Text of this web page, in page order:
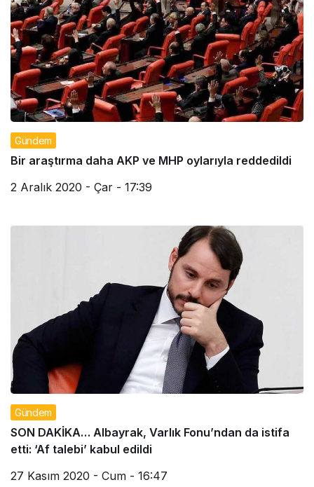
Gündem
Bir araştırma daha AKP ve MHP oylarıyla reddedildi
2 Aralık 2020 - Çar - 17:39
Gündem
SON DAKİKA… Albayrak, Varlık Fonu’ndan da istifa
etti: ‘Af talebi’ kabul edildi
27 Kasım 2020 - Cum - 16:47